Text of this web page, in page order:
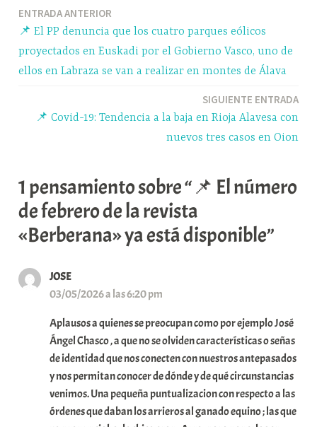
ppm rti
r
Navegación
entradas
ENTRADA ANTERIOR
📌 El PP denuncia que los cuatro parques eólicos
proyectados en Euskadi por el Gobierno Vasco, uno de
ellos en Labraza se van a realizar en montes de Álava
SIGUIENTE ENTRADA
📌 Covid-19: Tendencia a la baja en Rioja Alavesa con
nuevos tres casos en Oion
1 pensamiento sobre “📌 El número
de febrero de la revista
«Berberana» ya está disponible”
JOSE
03/05/2026 a las 6:20 pm
Aplausos a quienes se preocupan como por ejemplo José
Ángel Chasco , a que no se olviden características o señas
de identidad que nos conecten con nuestros antepasados
y nos permitan conocer de dónde y de qué circunstancias
venimos. Una pequeña puntualizacion con respecto a las
órdenes que daban los arrieros al ganado equino ; las que